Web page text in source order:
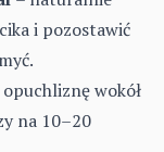
i pozostawić
wokół
na 10–20